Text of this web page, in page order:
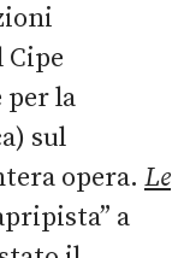
Cipe
la
sul
opera. Le
a